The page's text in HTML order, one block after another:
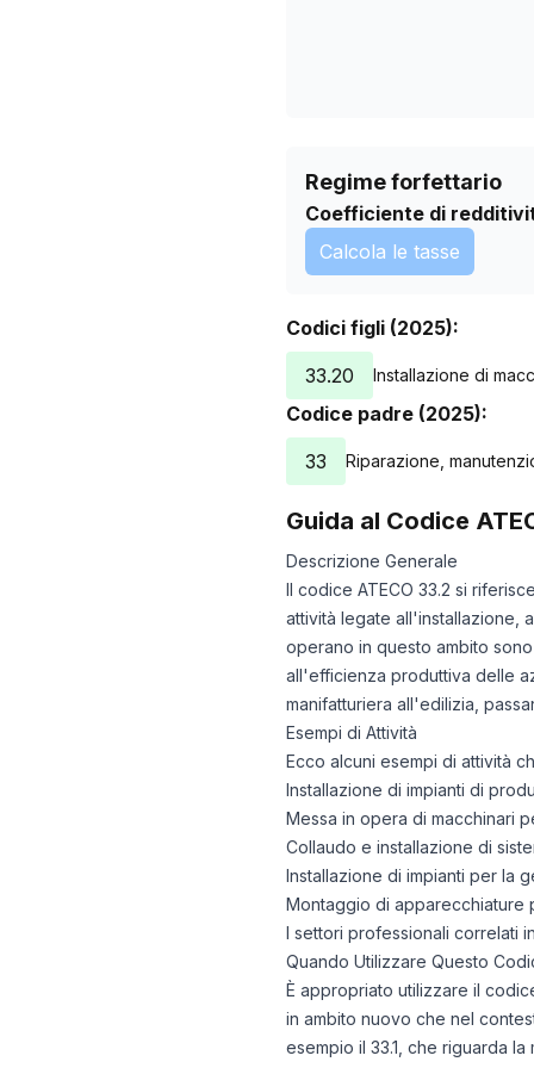
Regime forfettario
Coefficiente di
Calcola le tasse
Codici figli (2025):
33.20
Installazione di
Codice padre (2025):
33
Riparazione,
Guida al Codice
Descrizione Generale
Il codice ATECO 33.2 si
attività legate all'installazione,
operano in questo ambito
all'efficienza produttiva delle
manifatturiera all'edilizia,
Esempi di Attività
Ecco alcuni esempi di attività
Installazione di impianti di
Messa in opera di macchinari
Collaudo e installazione di
Installazione di impianti per la
Montaggio di apparecchiature
I settori professionali correlati
Quando Utilizzare Questo
È appropriato utilizzare il
in ambito nuovo che nel
esempio il 33.1, che riguarda